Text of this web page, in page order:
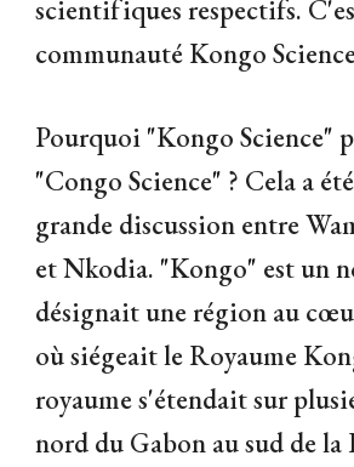
scientifiques respectifs.
communauté Kongo
Pourquoi "Kongo Science"
"Congo Science" ? Cela a
grande discussion entre
et Nkodia. "Kongo" est un
désignait une région au
où siégeait le Royaume
royaume s'étendait sur
nord du Gabon au sud de